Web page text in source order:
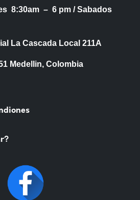
8:30am – 6 pm /Sabados
La Cascada Local 211A
Medellin, Colombia